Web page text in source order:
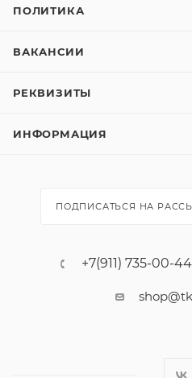
ПОЛИТИКА
ВАКАНСИИ
РЕКВИЗИТЫ
ИНФОРМАЦИЯ
ПОДПИСАТЬСЯ НА
+7(911) 735-00-44